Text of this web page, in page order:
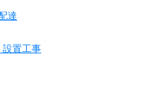
達
設置工事